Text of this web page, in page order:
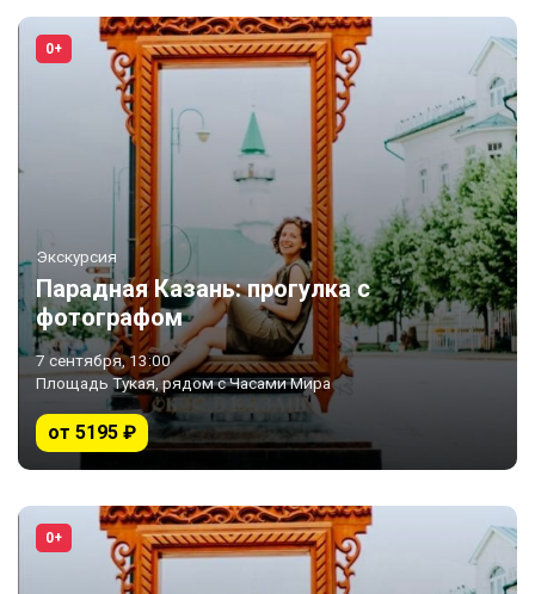
0+
Экскурсия
Парадная Казань: прогулка с
фотографом
7 сентября, 13:00
Площадь Тукая, рядом с Часами Мира
от 5195 ₽
0+